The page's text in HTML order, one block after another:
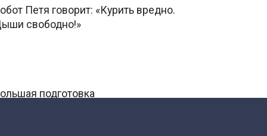
Петя говорит: «Курить вредно.
свободно!»
подготовка